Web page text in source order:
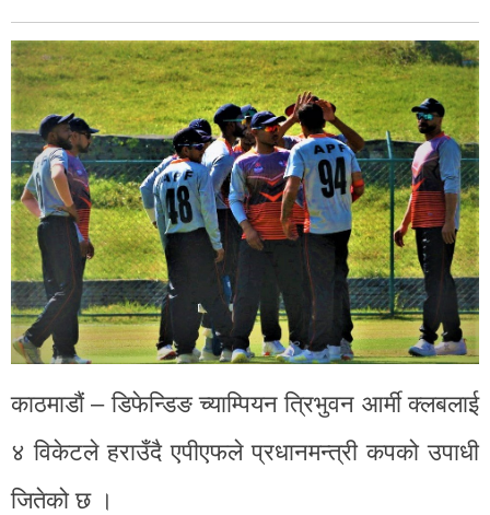
काठमाडौं – डिफेन्डिङ च्याम्पियन त्रिभुवन आर्मी क्लबलाई
४ विकेटले हराउँदै एपीएफले प्रधानमन्त्री कपको उपाधी
जितेको छ ।